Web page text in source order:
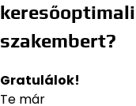
szakembert?
Gratulálok!
Te már